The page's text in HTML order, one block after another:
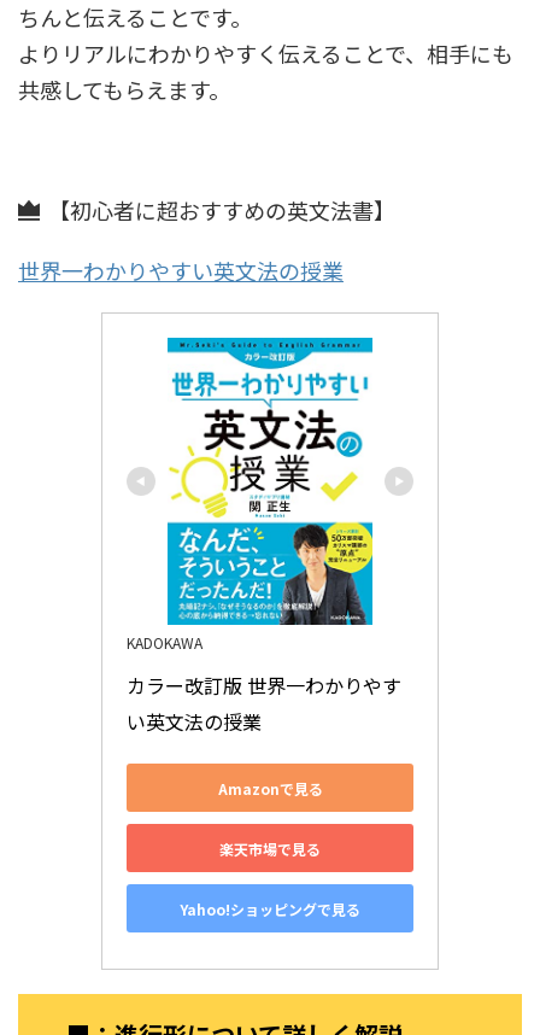
ちんと伝えることです。
よりリアルにわかりやすく伝えることで、相手にも
共感してもらえます。
【初心者に超おすすめの英文法書】
世界一わかりやすい英文法の授業
KADOKAWA
カラー改訂版 世界一わかりやす
い英文法の授業
Amazonで見る
楽天市場で見る
Yahoo!ショッピングで見る